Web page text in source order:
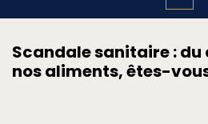
Scandale sanitaire :
nos aliments, êtes-